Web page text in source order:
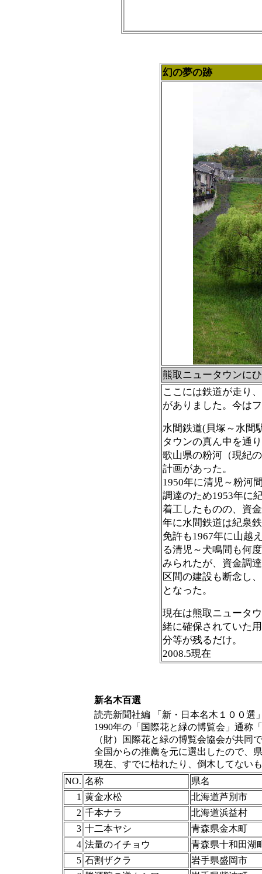
幻の夢の跡
熊取ニュータウンに
ここには鉄道が走り
がありました。今は
水間鉄道(貝塚～水間
タウンの真ん中を通
歌山県の粉河（現紀
計画があった。
1950年に清児～粉河
調達のため1953年に
着工したものの、資
年に水間鉄道は紀泉
免許も1967年に山越
る清児～犬鳴間も何
みられたが、資金調
区間の建設も断念し
となった。
現在は熊取ニュータ
緒に確保されていた
分等が残るだけ。
2008.5現在
新名木百選
読売新聞社編 「新・日本名木１００選
1990年の「国際花と緑の博覧会」通称
（財）国際花と緑の博覧会協会が共同
全国からの推薦を元に選出したので、
現在、すでに枯れたり、倒木してない
NO. 名称
県名
1 黄金水松
北海道芦別市
2 千本ナラ
北海道浜益村
3 十二本ヤシ
青森県金木町
4 法量のイチョウ
青森県十和田湖
5 石割ザクラ
岩手県盛岡市